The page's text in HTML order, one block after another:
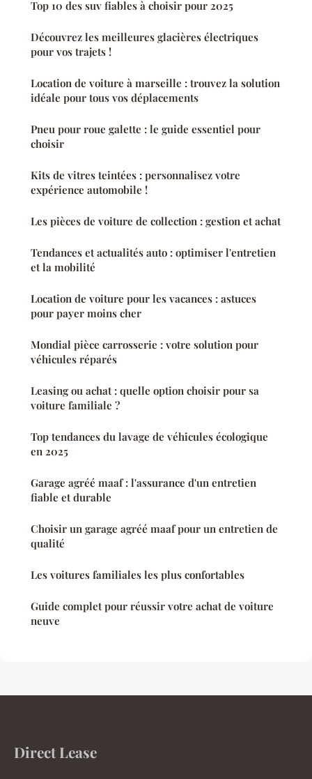
Top 10 des suv fiables à choisir pour 2025
Découvrez les meilleures glacières électriques
pour vos trajets !
Location de voiture à marseille : trouvez la solution
idéale pour tous vos déplacements
Pneu pour roue galette : le guide essentiel pour
choisir
Kits de vitres teintées : personnalisez votre
expérience automobile !
Les pièces de voiture de collection : gestion et achat
Tendances et actualités auto : optimiser l'entretien
et la mobilité
Location de voiture pour les vacances : astuces
pour payer moins cher
Mondial pièce carrosserie : votre solution pour
véhicules réparés
Leasing ou achat : quelle option choisir pour sa
voiture familiale ?
Top tendances du lavage de véhicules écologique
en 2025
Garage agréé maaf : l'assurance d'un entretien
fiable et durable
Choisir un garage agréé maaf pour un entretien de
qualité
Les voitures familiales les plus confortables
Guide complet pour réussir votre achat de voiture
neuve
Direct Lease